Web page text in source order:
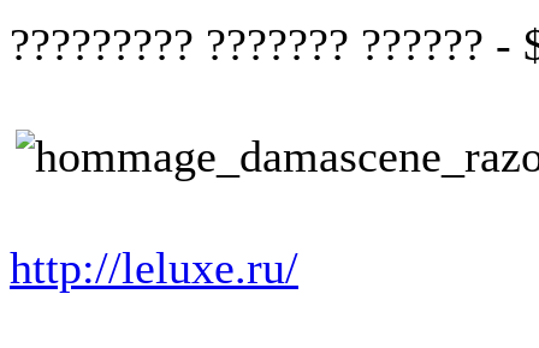
????????? ??????? ?????? -
http://leluxe.ru/